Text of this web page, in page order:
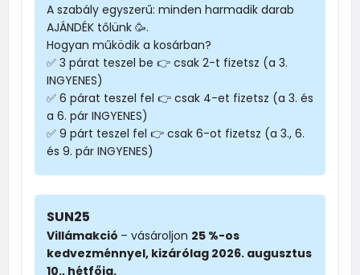
A szabály egyszerű: minden harmadik darab
AJÁNDÉK tőlünk 🥳.
Hogyan működik a kosárban?
✅ 3 párat teszel be 👉 csak 2-t fizetsz (a 3.
INGYENES)
✅ 6 párat teszel fel 👉 csak 4-et fizetsz (a 3. és
a 6. pár INGYENES)
✅ 9 párt teszel fel 👉 csak 6-ot fizetsz (a 3., 6.
és 9. pár INGYENES)
SUN25
Villámakció – vásároljon 25 %-os
kedvezménnyel, kizárólag 2026. augusztus
10., hétfőig.